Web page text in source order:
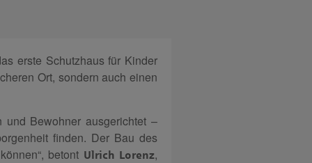
erste Schutzhaus für Kinder
Ort, sondern auch einen
Bewohner ausgerichtet –
finden. Der Bau des
betont Ulrich Lorenz,